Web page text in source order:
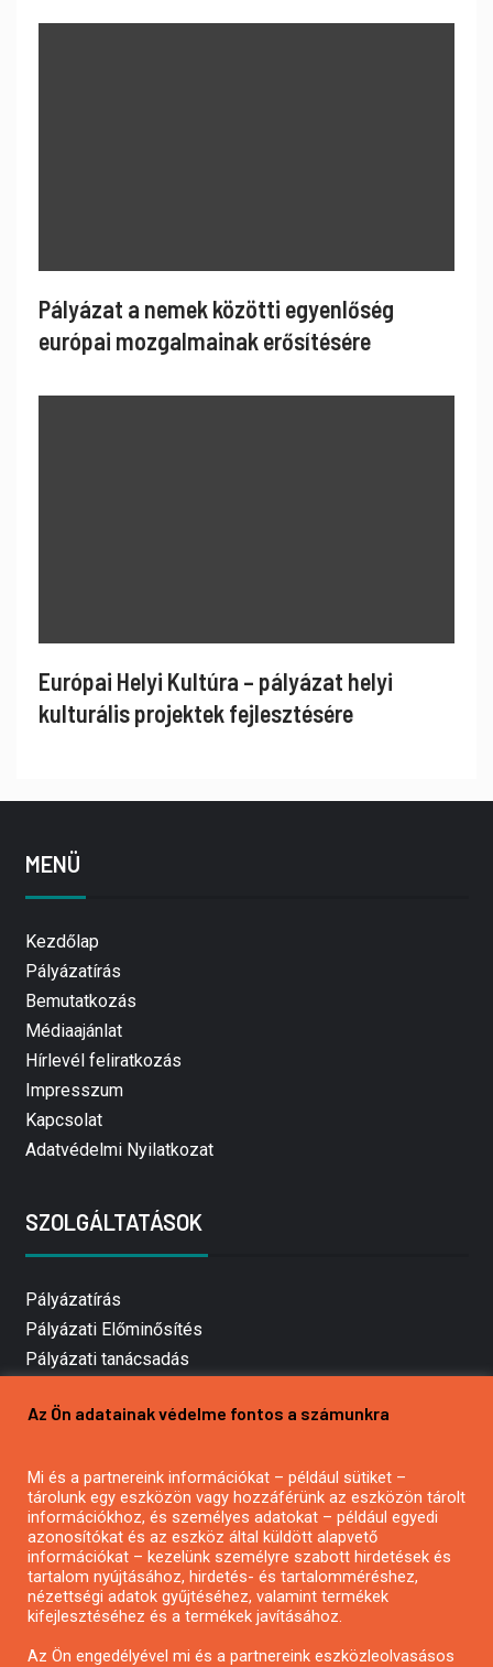
Pályázat a nemek közötti egyenlőség
európai mozgalmainak erősítésére
Európai Helyi Kultúra – pályázat helyi
kulturális projektek fejlesztésére
MENÜ
Kezdőlap
Pályázatírás
Bemutatkozás
Médiaajánlat
Hírlevél feliratkozás
Impresszum
Kapcsolat
Adatvédelmi Nyilatkozat
SZOLGÁLTATÁSOK
Pályázatírás
Pályázati Előminősítés
Pályázati tanácsadás
Mezőgazdasági pályázatírás
Pályázatírás civil szervezeteknek
Pályázatírás önkormányzatoknak
Pályázatfigyelés
Specifikus pályázatfigyelés vagy hírlevél
Az Ön adatainak védelme fontos a számunkra
Mi és a partnereink információkat – például sütiket –
tárolunk egy eszközön vagy hozzáférünk az eszközön tárolt
információkhoz, és személyes adatokat – például egyedi
azonosítókat és az eszköz által küldött alapvető
információkat – kezelünk személyre szabott hirdetések és
tartalom nyújtásához, hirdetés- és tartalomméréshez,
nézettségi adatok gyűjtéséhez, valamint termékek
kifejlesztéséhez és a termékek javításához.
Az Ön engedélyével mi és a partnereink eszközleolvasásos